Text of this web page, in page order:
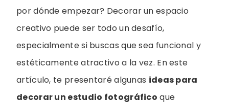
por dónde empezar? Decorar un espacio
creativo puede ser todo un desafío,
especialmente si buscas que sea funcional y
estéticamente atractivo a la vez. En este
artículo, te presentaré algunas ideas para
decorar un estudio fotográfico que